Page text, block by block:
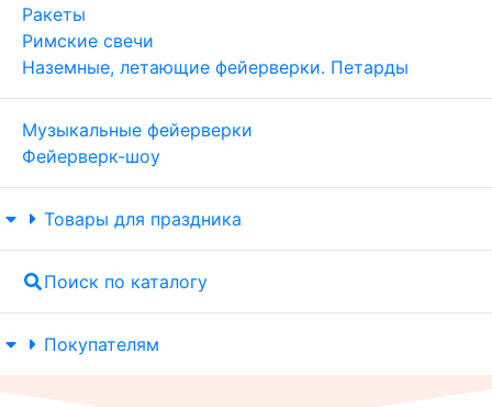
Ракеты
Римские свечи
Наземные, летающие фейерверки. Петарды
Музыкальные фейерверки
Фейерверк-шоу
Товары для праздника
Поиск по каталогу
Покупателям